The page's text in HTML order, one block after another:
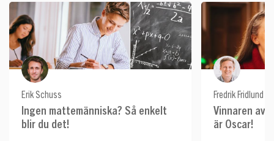
Erik Schuss
Ingen mattemänniska? Så enkelt
blir du det!
Fredrik Fridlund
Vinnaren av
är Oscar!